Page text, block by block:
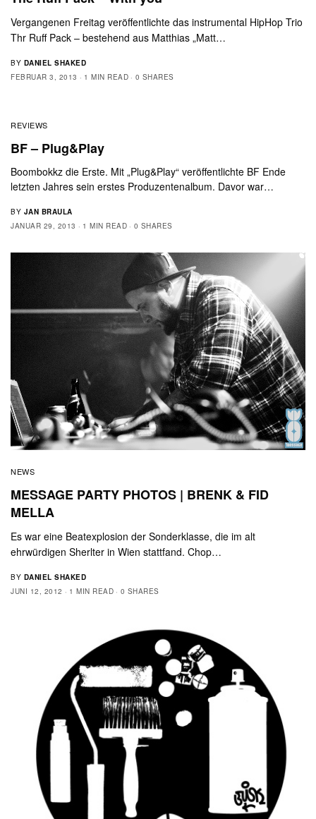
Vergangenen Freitag veröffentlichte das instrumental HipHop Trio
Thr Ruff Pack – bestehend aus Matthias „Matt…
BY DANIEL SHAKED
FEBRUAR 3, 2013
1 MIN READ 0 SHARES
REVIEWS
BF – Plug&Play
Boombokkz die Erste. Mit „Plug&Play“ veröffentlichte BF Ende
letzten Jahres sein erstes Produzentenalbum. Davor war…
BY JAN BRAULA
JANUAR 29, 2013
1 MIN READ 0 SHARES
NEWS
MESSAGE PARTY PHOTOS | BRENK & FID
MELLA
Es war eine Beatexplosion der Sonderklasse, die im alt
ehrwürdigen Sherlter in Wien stattfand. Chop…
BY DANIEL SHAKED
JUNI 12, 2012
1 MIN READ 0 SHARES